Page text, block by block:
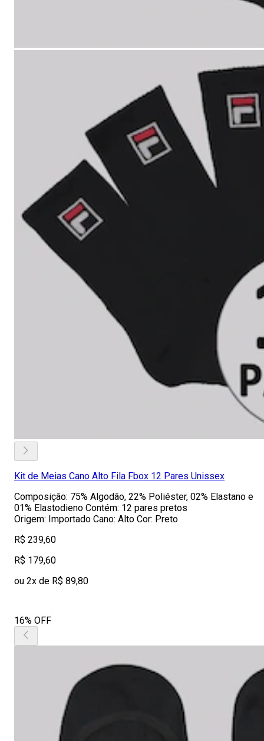
Kit de Meias Cano Alto Fila Fbox 12 Pares Unissex
Composição: 75% Algodão, 22% Poliéster, 02% Elastano e
01% Elastodieno Contém: 12 pares pretos
Origem: Importado Cano: Alto Cor: Preto
R$ 239,60
R$ 179,60
ou 2x de R$ 89,80
16% OFF